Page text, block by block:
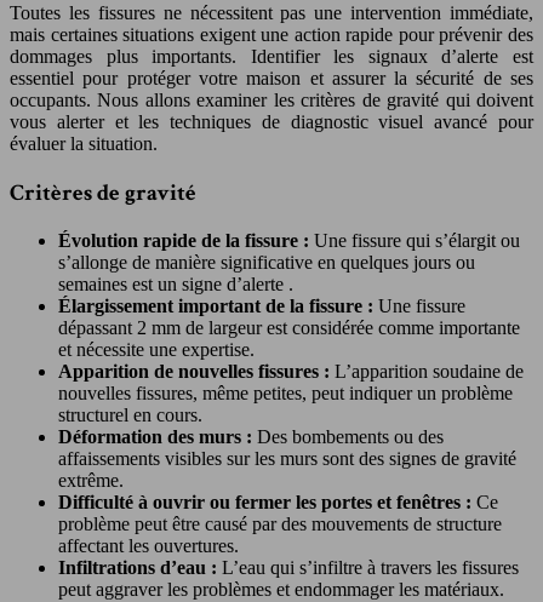
Toutes les fissures ne nécessitent pas une intervention immédiate,
mais certaines situations exigent une action rapide pour prévenir des
dommages plus importants. Identifier les signaux d’alerte est
essentiel pour protéger votre maison et assurer la sécurité de ses
occupants. Nous allons examiner les critères de gravité qui doivent
vous alerter et les techniques de diagnostic visuel avancé pour
évaluer la situation.
Critères de gravité
Évolution rapide de la fissure : Une fissure qui s’élargit ou
s’allonge de manière significative en quelques jours ou
semaines est un signe d’alerte .
Élargissement important de la fissure : Une fissure
dépassant 2 mm de largeur est considérée comme importante
et nécessite une expertise.
Apparition de nouvelles fissures : L’apparition soudaine de
nouvelles fissures, même petites, peut indiquer un problème
structurel en cours.
Déformation des murs : Des bombements ou des
affaissements visibles sur les murs sont des signes de gravité
extrême.
Difficulté à ouvrir ou fermer les portes et fenêtres : Ce
problème peut être causé par des mouvements de structure
affectant les ouvertures.
Infiltrations d’eau : L’eau qui s’infiltre à travers les fissures
peut aggraver les problèmes et endommager les matériaux.